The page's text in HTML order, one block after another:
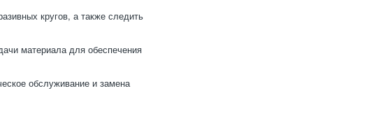
кругов, а также следить
материала для обеспечения
обслуживание и замена